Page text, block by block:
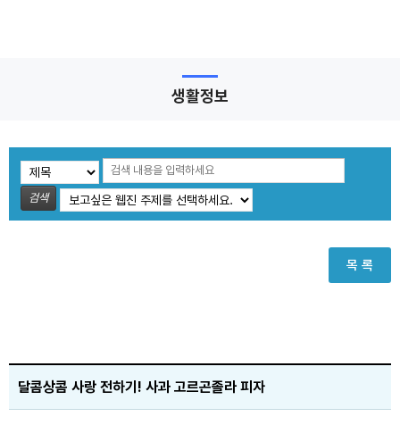
생활정보
검색
목 록
달콤상콤 사랑 전하기! 사과 고르곤졸라 피자